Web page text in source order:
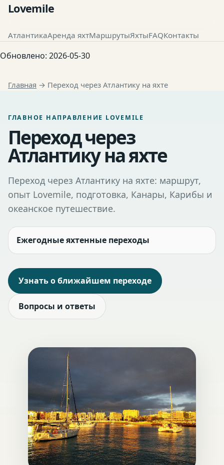
Lovemile
АтлантикаАренда яхтМаршрутыЯхтыFAQКонтакты
Обновлено: 2026-05-30
Главная → Переход через Атлантику на яхте
ГЛАВНОЕ НАПРАВЛЕНИЕ LOVEMILE
Переход через
Атлантику на яхте
Переход через Атлантику на яхте: маршрут,
опыт Lovemile, подготовка, Канары, Карибы и
океанское путешествие.
Ежегодные яхтенные переходы
Узнать о ближайшем переходе
Вопросы и ответы